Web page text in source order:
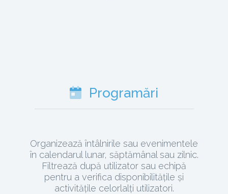
Programări
Organizează întâlnirile sau evenimentele
în calendarul lunar, săptămânal sau zilnic.
Filtrează după utilizator sau echipă
pentru a verifica disponibilitățile și
activitățile celorlalți utilizatori.